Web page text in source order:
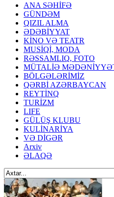
ANA SƏHİFƏ
GÜNDƏM
QIZIL ALMA
ƏDƏBİYYAT
KİNO VƏ TEATR
MUSİQİ, MODA
RƏSSAMLIQ, FOTO
MÜTALİƏ
BÖLGƏLƏRİMİZ
QƏRBİ AZƏRBAYCAN
REYTİNQ
TURİZM
LIFE
GÜLÜŞ KLUBU
KULİNARİYA
VƏ DİGƏR
Arxiv
ƏLAQƏ